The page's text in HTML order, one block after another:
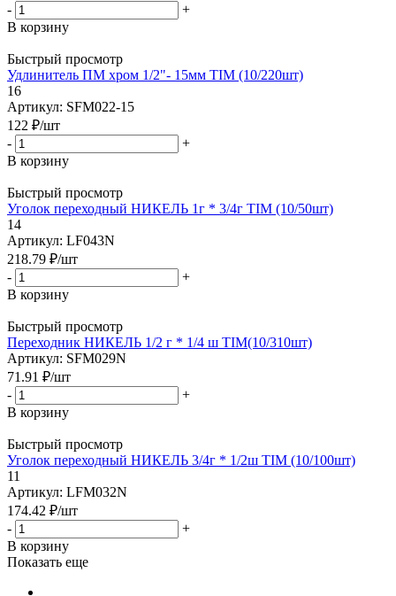
-
+
В корзину
Быстрый просмотр
Удлинитель ПМ хром 1/2"- 15мм TIM (10/220шт)
16
Артикул: SFM022-15
122 ₽/шт
-
+
В корзину
Быстрый просмотр
Уголок переходный НИКЕЛЬ 1г * 3/4г TIM (10/50шт)
14
Артикул: LF043N
218.79 ₽/шт
-
+
В корзину
Быстрый просмотр
Переходник НИКЕЛЬ 1/2 г * 1/4 ш TIM(10/310шт)
Артикул: SFM029N
71.91 ₽/шт
-
+
В корзину
Быстрый просмотр
Уголок переходный НИКЕЛЬ 3/4г * 1/2ш TIM (10/100шт)
11
Артикул: LFM032N
174.42 ₽/шт
-
+
В корзину
Показать еще